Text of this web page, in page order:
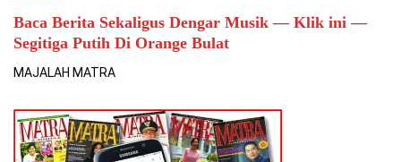
Baca Berita Sekaligus Dengar Musik — Klik ini —
Segitiga Putih Di Orange Bulat
MAJALAH MATRA